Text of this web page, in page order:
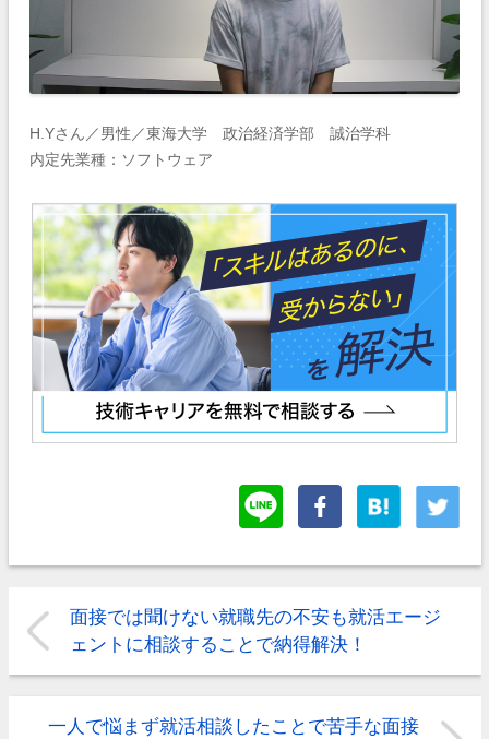
H.Yさん／男性／東海大学 政治経済学部 誠治学科
内定先業種：ソフトウェア
面接では聞けない就職先の不安も就活エージ
ェントに相談することで納得解決！
一人で悩まず就活相談したことで苦手な面接